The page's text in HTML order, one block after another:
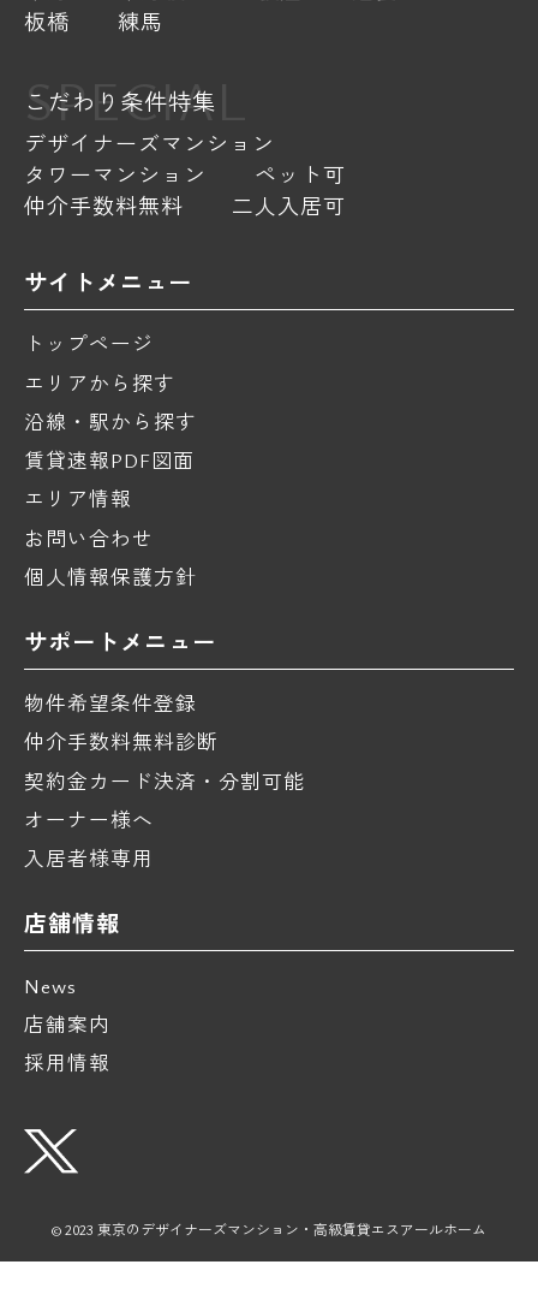
板橋
練馬
SPECIAL
こだわり条件特集
デザイナーズマンション
タワーマンション
ペット可
仲介手数料無料
二人入居可
サイトメニュー
トップページ
エリアから探す
沿線・駅から探す
賃貸速報PDF図面
エリア情報
お問い合わせ
個人情報保護方針
サポートメニュー
物件希望条件登録
仲介手数料無料診断
契約金カード決済・分割可能
オーナー様へ
入居者様専用
店舗情報
News
店舗案内
採用情報
© 2023 東京のデザイナーズマンション・高級賃貸エスアールホーム